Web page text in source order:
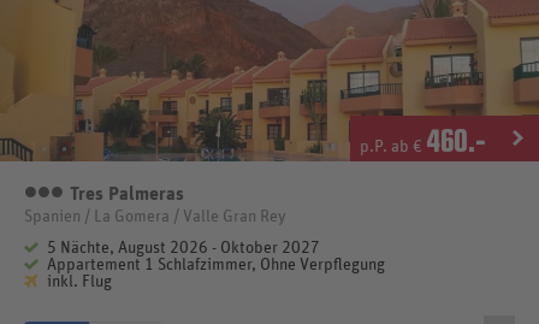
p.P. ab € 460.-
3 Sterne
Tres Palmeras
Spanien / La Gomera / Valle Gran Rey
5 Nächte, August 2026 - Oktober 2027
Appartement 1 Schlafzimmer, Ohne Verpflegung
inkl. Flug